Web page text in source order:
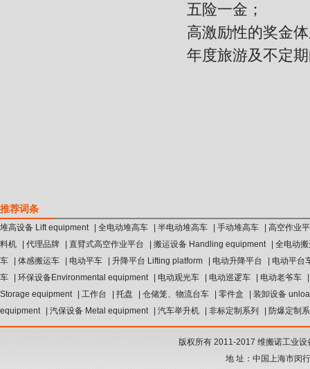
五险一金；
高激励性的奖金
年度旅游及不定
推荐词条
堆高设备 Lift equipment 全电动堆高车 半电动堆高车 手动堆高车
高空作业
料机
代理品牌 直臂式高空作业平台 搬运设备 Handling equipment
全电动
车
体感搬运车 电动平车 升降平台 Lifting platform 电动升降平台
电动平台
车
环保设备Environmental equipment 电动观光车 电动巡逻车 电动老爷车
Storage equipment
工作台 托盘 仓储笼、物流台车 零件盒
装卸设备
equipment
汽保设备 Metal equipment 汽车举升机 非标定制系列 防爆定制
版权所有 2011-2017 维搬诺工业
地 址：中国上海市闵